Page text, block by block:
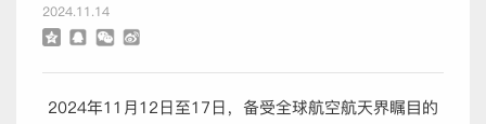
2024.11.14
2024年11月12日至17日，备受全球航空航天界瞩目的